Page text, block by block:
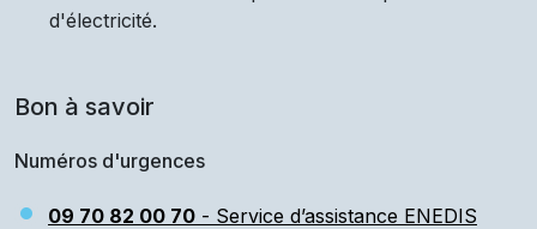
d'électricité.
Bon à savoir
Numéros d'urgences
09 70 82 00 70 - Service d’assistance ENEDIS